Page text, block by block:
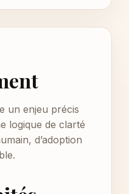
un enjeu précis
logique de clarté
d’adoption